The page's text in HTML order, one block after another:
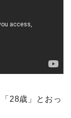
28歳」とおっ